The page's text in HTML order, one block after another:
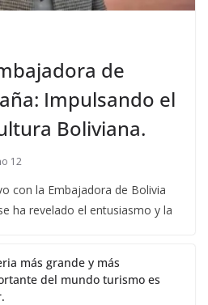
de
Impulsando el
Boliviana.
12
con la Embajadora de Bolivia
ha revelado el entusiasmo y la
más grande y más
del mundo turismo es